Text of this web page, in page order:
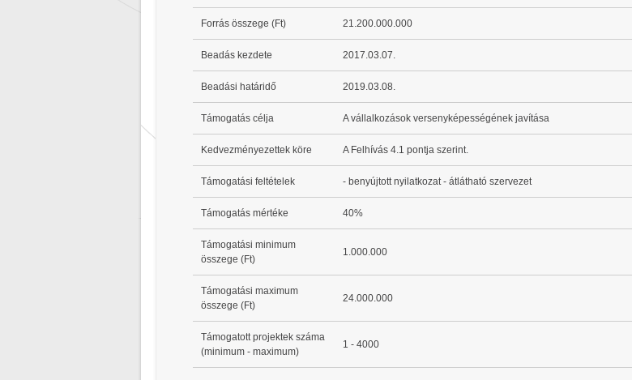
Forrás összege (Ft) 21.200.000.000
Beadás kezdete 2017.03.07.
Beadási határidő 2019.03.08.
Támogatás célja A vállalkozások versenyképességének javítása
Kedvezményezettek köre A Felhívás 4.1 pontja szerint.
Támogatási feltételek - benyújtott nyilatkozat - átlátható szervezet
Támogatás mértéke 40%
Támogatási minimum
összege (Ft)
1.000.000
Támogatási maximum
összege (Ft)
24.000.000
Támogatott projektek száma
(minimum - maximum)
1 - 4000